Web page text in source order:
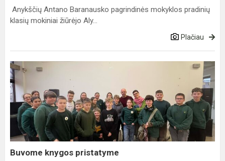
Anykščių Antano Baranausko pagrindinės mokyklos pradinių
klasių mokiniai žiūrėjo Aly...
Plačiau
Buvome
knygos
pristatyme
Buvome knygos pristatyme